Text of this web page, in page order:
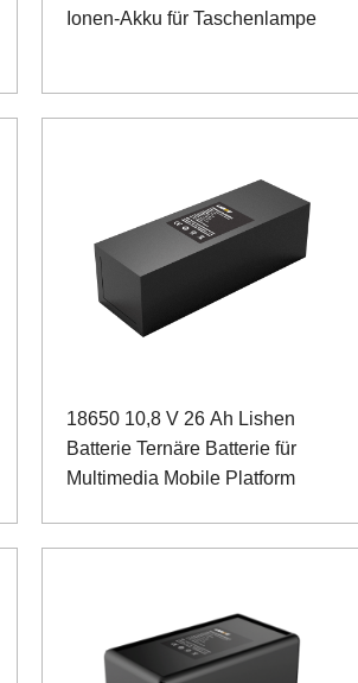
Ionen-Akku für Taschenlampe
18650 10,8 V 26 Ah Lishen
Batterie Ternäre Batterie für
Multimedia Mobile Platform